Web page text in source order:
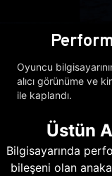
Oyuncu
alıcı görünüme ve
ile kaplandı.
Üstün
Bilgisayarında
bileşeni olan